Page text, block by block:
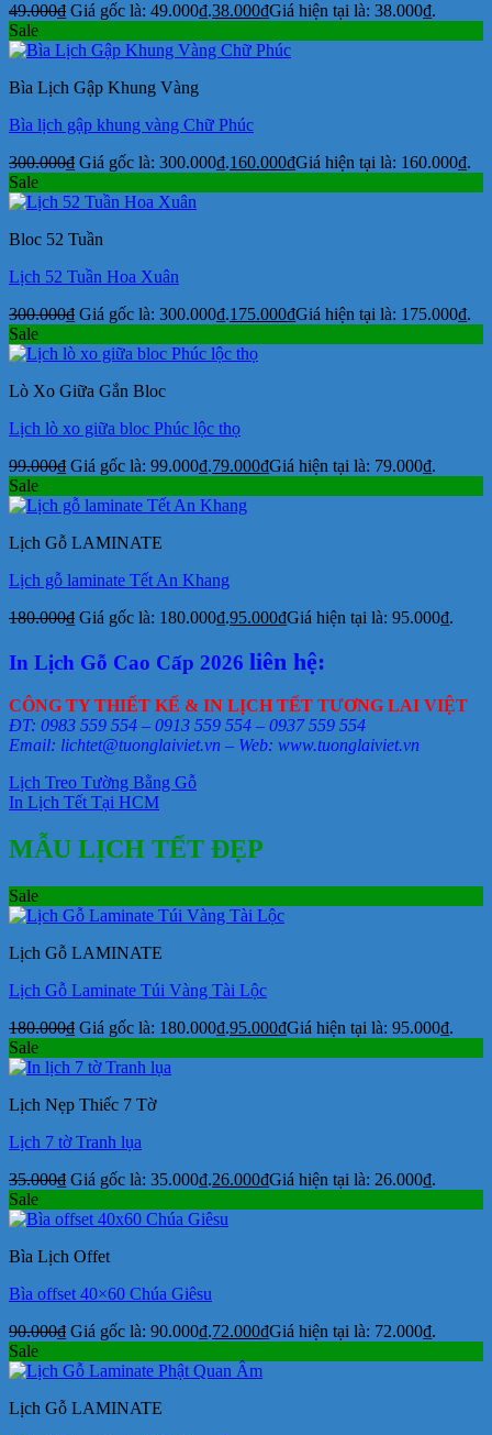
49.000₫ Giá gốc là: 49.000₫.38.000₫Giá hiện tại là: 38.000₫.
Sale
Bìa Lịch Gập Khung Vàng
Bìa lịch gập khung vàng Chữ Phúc
300.000₫ Giá gốc là: 300.000₫.160.000₫Giá hiện tại là: 160.000₫.
Sale
Bloc 52 Tuần
Lịch 52 Tuần Hoa Xuân
300.000₫ Giá gốc là: 300.000₫.175.000₫Giá hiện tại là: 175.000₫.
Sale
Lò Xo Giữa Gắn Bloc
Lịch lò xo giữa bloc Phúc lộc thọ
99.000₫ Giá gốc là: 99.000₫.79.000₫Giá hiện tại là: 79.000₫.
Sale
Lịch Gỗ LAMINATE
Lịch gỗ laminate Tết An Khang
180.000₫ Giá gốc là: 180.000₫.95.000₫Giá hiện tại là: 95.000₫.
In Lịch Gỗ Cao Cấp 2026 liên hệ:
CÔNG TY THIẾT KẾ & IN LỊCH TẾT TƯƠNG LAI VIỆT
ĐT: 0983 559 554 – 0913 559 554 – 0937 559 554
Email: lichtet@tuonglaiviet.vn – Web: www.tuonglaiviet.vn
Lịch Treo Tường Bằng Gỗ
In Lịch Tết Tại HCM
MẪU LỊCH TẾT ĐẸP
Sale
Lịch Gỗ LAMINATE
Lịch Gỗ Laminate Túi Vàng Tài Lộc
180.000₫ Giá gốc là: 180.000₫.95.000₫Giá hiện tại là: 95.000₫.
Sale
Lịch Nẹp Thiếc 7 Tờ
Lịch 7 tờ Tranh lụa
35.000₫ Giá gốc là: 35.000₫.26.000₫Giá hiện tại là: 26.000₫.
Sale
Bìa Lịch Offet
Bìa offset 40×60 Chúa Giêsu
90.000₫ Giá gốc là: 90.000₫.72.000₫Giá hiện tại là: 72.000₫.
Sale
Lịch Gỗ LAMINATE